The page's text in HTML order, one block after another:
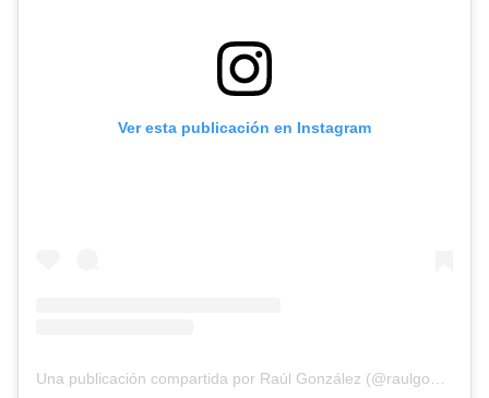
Ver esta publicación en Instagram
Una publicación compartida por Raúl González (@raulgonzalez)